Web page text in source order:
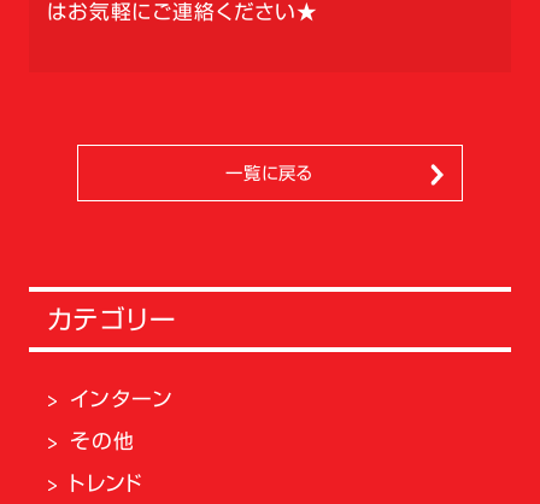
はお気軽にご連絡ください★
一覧に戻る
カテゴリー
インターン
その他
トレンド